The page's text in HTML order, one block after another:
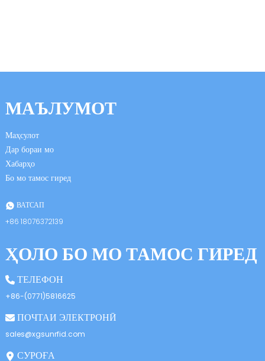
МАЪЛУМОТ
Маҳсулот
Дар бораи мо
Хабарҳо
Бо мо тамос гиред
ВАТСАП
+86 18076372139
ҲОЛО БО МО ТАМОС ГИРЕД
ТЕЛЕФОН
+86-(0771)5816625
ПОЧТАИ ЭЛЕКТРОНӢ
sales@xgsunrfid.com
СУРОҒА